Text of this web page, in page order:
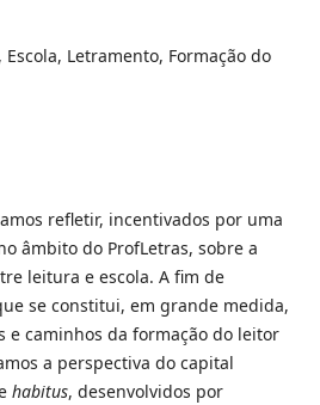
Escola, Letramento, Formação do
refletir, incentivados por uma
âmbito do ProfLetras, sobre a
leitura e escola. A fim de
se constitui, em grande medida,
e caminhos da formação do leitor
a perspectiva do capital
habitus, desenvolvidos por